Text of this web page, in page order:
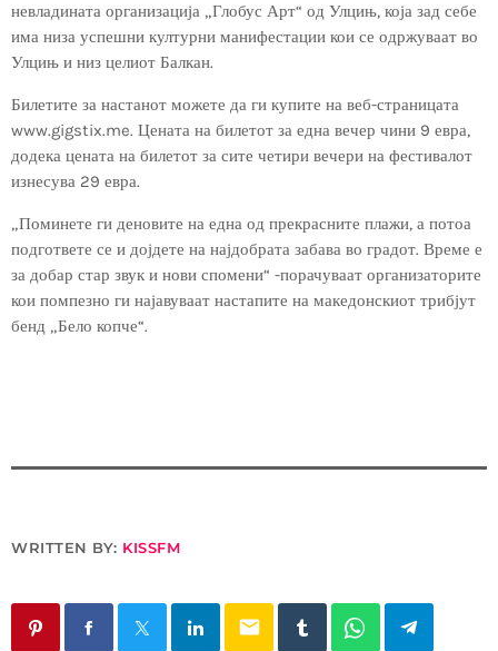
невладината организација „Глобус Арт“ од Улцињ, која зад себе
има низа успешни културни манифестации кои се одржуваат во
Улцињ и низ целиот Балкан.
Билетите за настанот можете да ги купите на веб-страницата
www.gigstix.me. Цената на билетот за една вечер чини 9 евра,
додека цената на билетот за сите четири вечери на фестивалот
изнесува 29 евра.
„Поминете ги деновите на една од прекрасните плажи, а потоа
подгответе се и дојдете на најдобрата забава во градот. Време е
за добар стар звук и нови спомени“ -порачуваат организаторите
кои помпезно ги најавуваат настапите на македонскиот трибјут
бенд „Бело копче“.
WRITTEN BY: KISSFM
email